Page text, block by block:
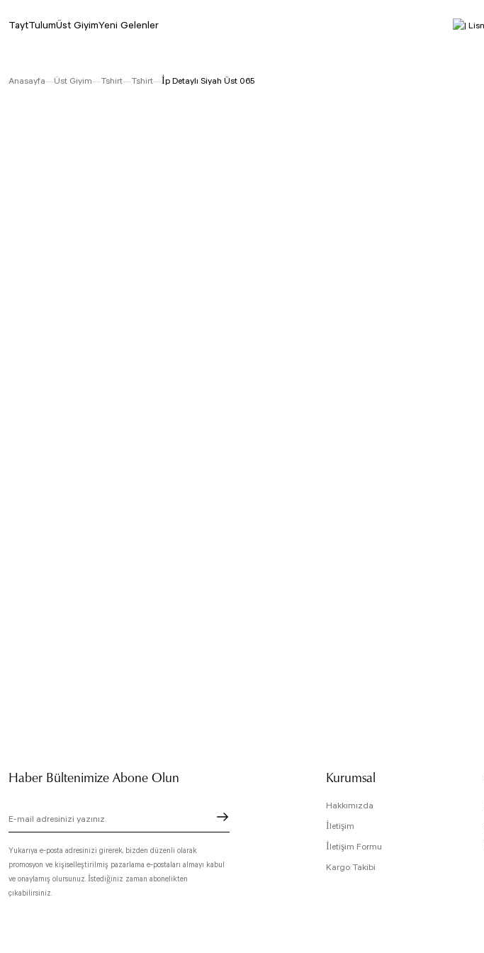
TaytTulumÜst GiyimYeni Gelenler
Anasayfa Üst Giyim Tshirt Tshirt İp Detaylı Siyah Üst 065
Haber Bültenimize Abone Olun
Yukarıya e-posta adresinizi girerek, bizden düzenli olarak
promosyon ve kişiselleştirilmiş pazarlama e-postaları almayı kabul
ve onaylamış olursunuz. İstediğiniz zaman abonelikten
çıkabilirsiniz.
Kurumsal
Hakkımızda
İletişim
İletişim Formu
Kargo Takibi